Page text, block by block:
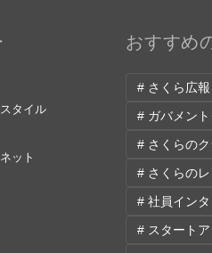
タイル
ット
おすすめ
# さくら広報
# ガバメン
# さくらのク
# さくらの
# 社員イン
# スタート